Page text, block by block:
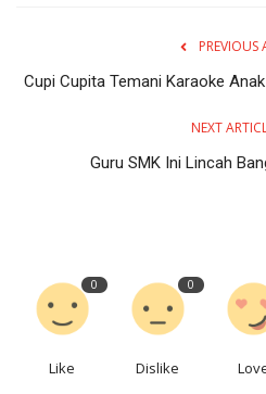
PREVIOUS
Cupi Cupita Temani Karaoke
NEXT
Guru SMK Ini Lincah
0
Like
0
Dislike